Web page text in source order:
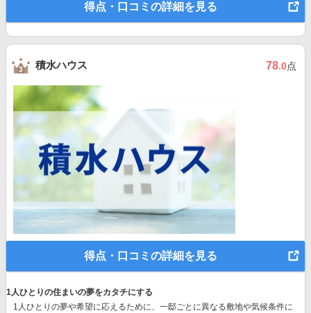
得点・口コミの詳細を見る
積水ハウス 78.0点
得点・口コミの詳細を見る
1人ひとりの住まいの夢をカタチにする
1人ひとりの夢や希望に応えるために、一邸ごとに異なる敷地や気候条件に